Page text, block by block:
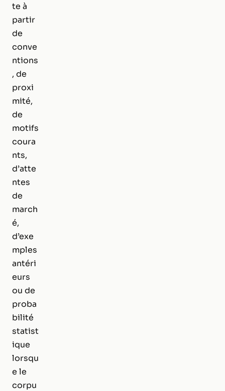
te à
partir
de
conve
ntions
, de
proxi
mité,
de
motifs
coura
nts,
d’atte
ntes
de
march
é,
d’exe
mples
antéri
eurs
ou de
proba
bilité
statist
ique
lorsqu
e le
corpu